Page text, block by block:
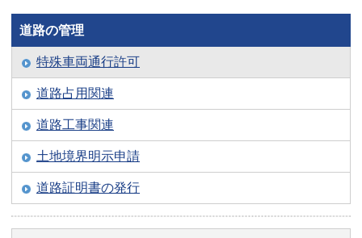
道路の管理
特殊車両通行許可
道路占用関連
道路工事関連
土地境界明示申請
道路証明書の発行